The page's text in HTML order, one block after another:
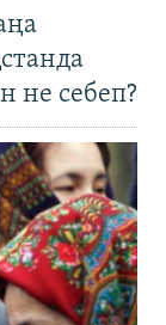
не себеп?